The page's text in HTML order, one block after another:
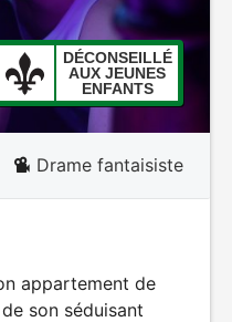
DÉCONSEILLÉ
AUX JEUNES
ENFANTS
Drame fantaisiste
appartement de
son séduisant